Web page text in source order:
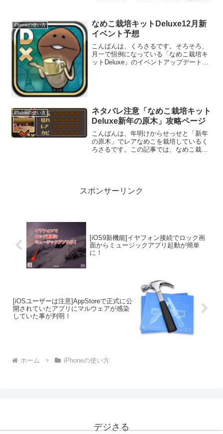
iPhoneの使い方
なめこ栽培キットDeluxe12月新
イベント予想
こんばんは、くろさるです。そろそろ、
月一で恒例になっている「なめこ栽培キ
ットDeluxe」のイベントアップデートの
iPhoneの使い方
ネタバレ注意「なめこ栽培キット
Deluxe新年の原木」攻略ページ
こんばんは、年明けからせっせと「新年
の原木」でレアなめこを栽培しているく
ろさるです。この記事では、なめこ栽培
スポンサーリンク
[iOS9新機能]イヤフォン接続でロック画
面からミュージックアプリ起動が簡単
に！
[iOSユーザーは注意]AppStoreで正式に公
開されていたアプリにマルウェアが感染
していた事が判明！
ホーム iPhoneの使い方
デジさる